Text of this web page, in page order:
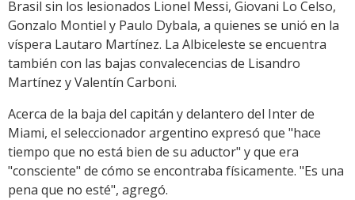
Brasil sin los lesionados Lionel Messi, Giovani Lo Celso,
Gonzalo Montiel y Paulo Dybala, a quienes se unió en la
víspera Lautaro Martínez. La Albiceleste se encuentra
también con las bajas convalecencias de Lisandro
Martínez y Valentín Carboni.
Acerca de la baja del capitán y delantero del Inter de
Miami, el seleccionador argentino expresó que "hace
tiempo que no está bien de su aductor" y que era
"consciente" de cómo se encontraba físicamente. "Es una
pena que no esté", agregó.